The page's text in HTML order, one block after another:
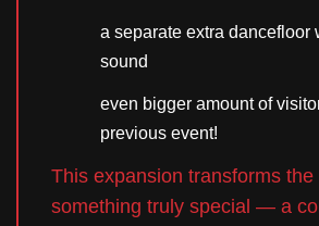
a separate extra dancefloor
sound
even bigger amount of
previous event!
This expansion transforms the
something truly special — a